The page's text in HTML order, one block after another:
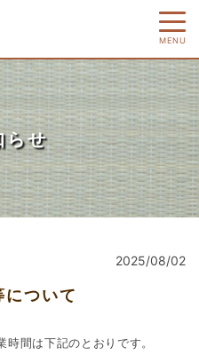
MENU
らせ
2025/08/02
について
間は下記のとおりです。